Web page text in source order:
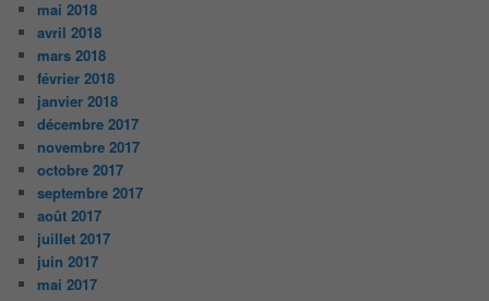
mai 2018
avril 2018
mars 2018
février 2018
janvier 2018
décembre 2017
novembre 2017
octobre 2017
septembre 2017
août 2017
juillet 2017
juin 2017
mai 2017